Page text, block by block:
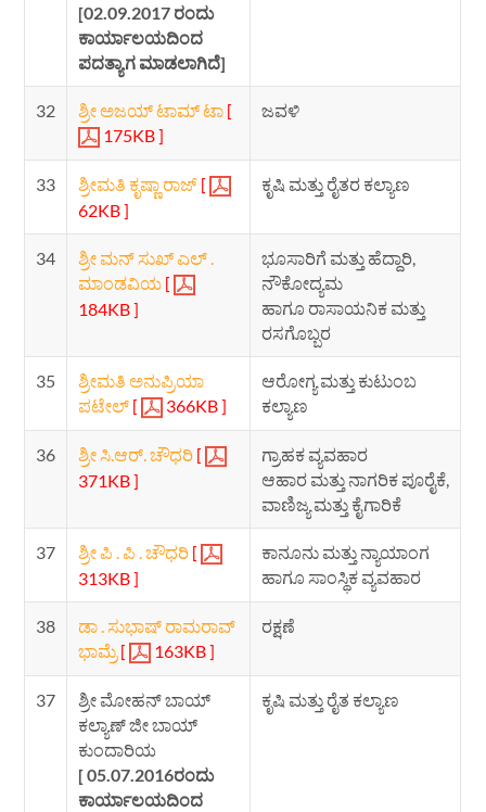
[02.09.2017 ರಂದು
ಕಾರ್ಯಾಲಯದಿಂದ
ಪದತ್ಯಾಗ ಮಾಡಲಾಗಿದೆ]
32 ಶ್ರೀ ಅಜಯ್ ಟಾಮ್ ಟಾ [
175KB ]
ಜವಳಿ
33 ಶ್ರೀಮತಿ ಕೃಷ್ಣಾ ರಾಜ್ [
62KB ]
ಕೃಷಿ ಮತ್ತು ರೈತರ ಕಲ್ಯಾಣ
34
ಶ್ರೀ ಮನ್ ಸುಖ್ ಎಲ್ .
ಮಾಂಡವಿಯ [
184KB ]
ಭೂಸಾರಿಗೆ ಮತ್ತು ಹೆದ್ದಾರಿ,
ನೌಕೋದ್ಯಮ
ಹಾಗೂ ರಾಸಾಯನಿಕ ಮತ್ತು
ರಸಗೊಬ್ಬರ
35
ಶ್ರೀಮತಿ ಅನುಪ್ರಿಯಾ
ಪಟೇಲ್ [ 366KB ]
ಆರೋಗ್ಯ ಮತ್ತು ಕುಟುಂಬ
ಕಲ್ಯಾಣ
36 ಶ್ರೀ ಸಿ.ಆರ್. ಚೌಧರಿ [
371KB ]
ಗ್ರಾಹಕ ವ್ಯವಹಾರ
ಆಹಾರ ಮತ್ತು ನಾಗರಿಕ ಪೂರೈಕೆ,
ವಾಣಿಜ್ಯ ಮತ್ತು ಕೈಗಾರಿಕೆ
37 ಶ್ರೀ ಪಿ . ಪಿ . ಚೌಧರಿ [
313KB ]
ಕಾನೂನು ಮತ್ತು ನ್ಯಾಯಾಂಗ
ಹಾಗೂ ಸಾಂಸ್ಥಿಕ ವ್ಯವಹಾರ
38
ಡಾ . ಸುಭಾಷ್ ರಾಮರಾವ್
ಭಾಮ್ರೆ [ 163KB ]
ರಕ್ಷಣೆ
37
ಶ್ರೀ ಮೋಹನ್ ಬಾಯ್
ಕಲ್ಯಾಣ್ ಜೀ ಬಾಯ್
ಕುಂದಾರಿಯ
[ 05.07.2016ರಂದು
ಕಾರ್ಯಾಲಯದಿಂದ
ಕೃಷಿ ಮತ್ತು ರೈತ ಕಲ್ಯಾಣ